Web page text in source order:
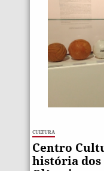
Cultura
Centro
história dos